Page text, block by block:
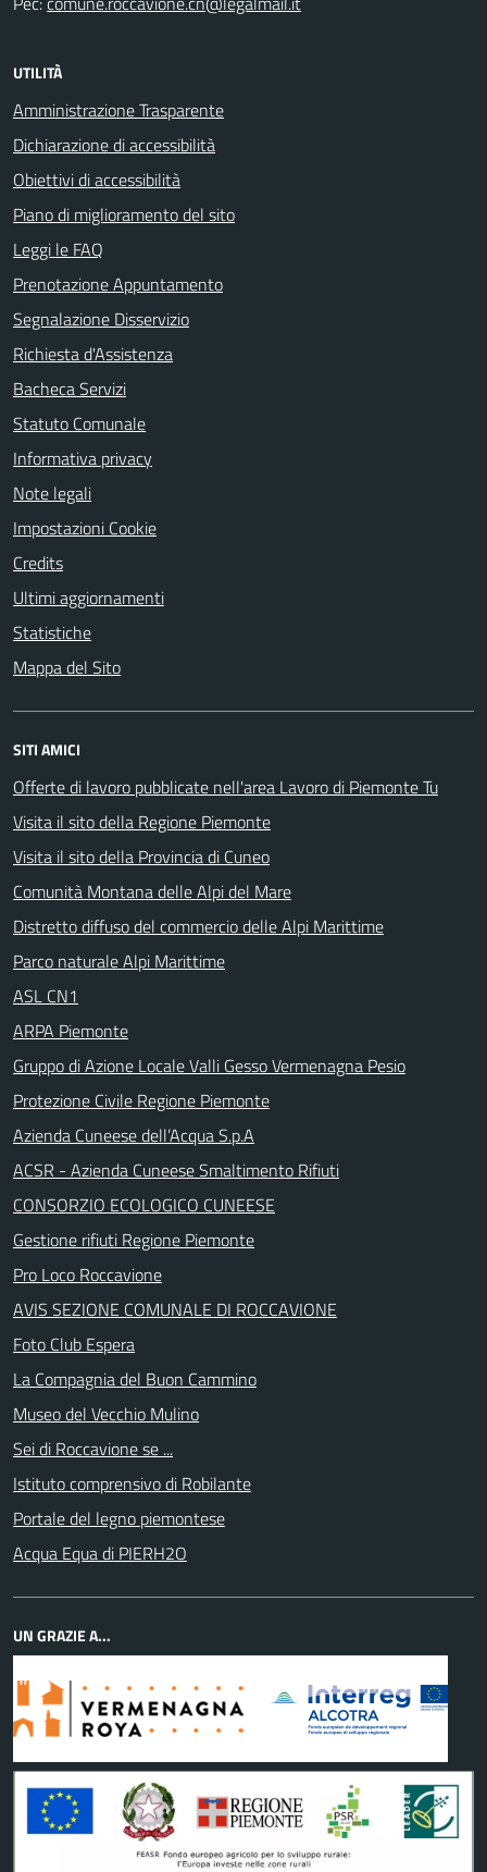
UTILITÀ
Amministrazione Trasparente
Dichiarazione di accessibilità
Obiettivi di accessibilità
Piano di miglioramento del sito
Leggi le FAQ
Prenotazione Appuntamento
Segnalazione Disservizio
Richiesta d'Assistenza
Bacheca Servizi
Statuto Comunale
Informativa privacy
Note legali
Impostazioni Cookie
Credits
Ultimi aggiornamenti
Statistiche
Mappa del Sito
SITI AMICI
Offerte di lavoro pubblicate nell'area Lavoro di Piemonte Tu
Visita il sito della Regione Piemonte
Visita il sito della Provincia di Cuneo
Comunità Montana delle Alpi del Mare
Distretto diffuso del commercio delle Alpi Marittime
Parco naturale Alpi Marittime
ASL CN1
ARPA Piemonte
Gruppo di Azione Locale Valli Gesso Vermenagna Pesio
Protezione Civile Regione Piemonte
Azienda Cuneese dell’Acqua S.p.A
ACSR - Azienda Cuneese Smaltimento Rifiuti
CONSORZIO ECOLOGICO CUNEESE
Gestione rifiuti Regione Piemonte
Pro Loco Roccavione
AVIS SEZIONE COMUNALE DI ROCCAVIONE
Foto Club Espera
La Compagnia del Buon Cammino
Museo del Vecchio Mulino
Sei di Roccavione se ...
Istituto comprensivo di Robilante
Portale del legno piemontese
Acqua Equa di PIERH2O
UN GRAZIE A...